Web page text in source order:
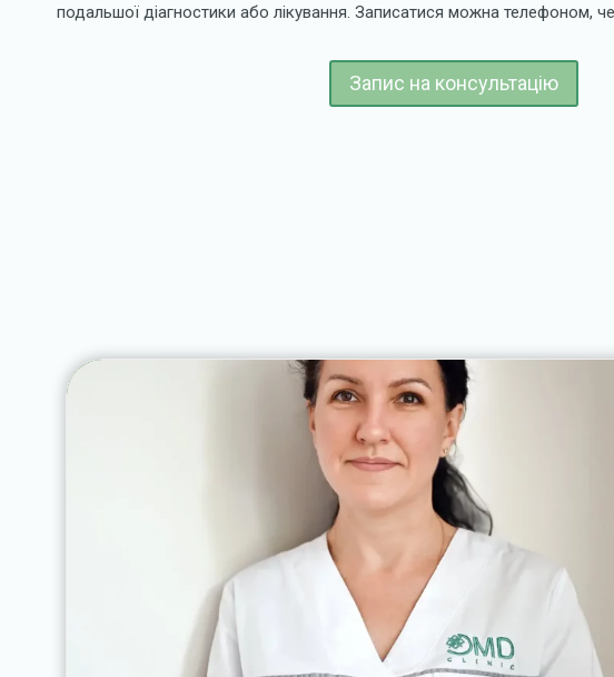
подальшої діагностики або лікування. Записатися можна телефоном,
Запис на консультацію